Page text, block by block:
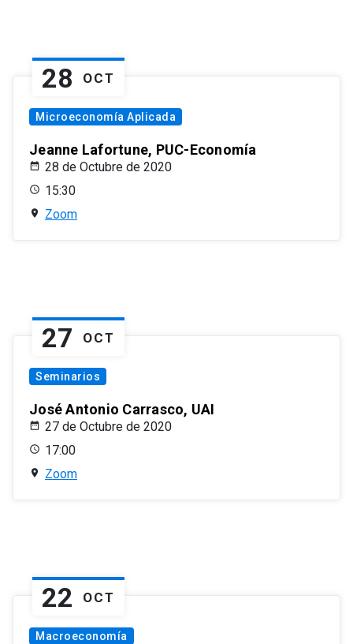
28 OCT
Microeconomía Aplicada
Jeanne Lafortune, PUC-Economía
28 de Octubre de 2020
15:30
Zoom
27 OCT
Seminarios
José Antonio Carrasco, UAI
27 de Octubre de 2020
17:00
Zoom
22 OCT
Macroeconomía